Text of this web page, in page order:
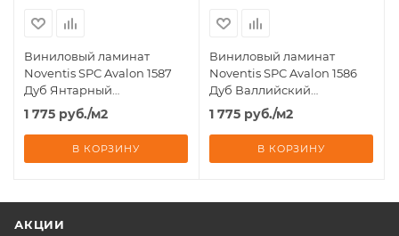
Виниловый ламинат
Noventis SPC Avalon 1587
Дуб Янтарный
180x1200х3.5мм
-2,16м2/10шт-31кл.
1 775 руб./м2
В КОРЗИНУ
Виниловый ламинат
Noventis SPC Avalon 1586
Дуб Валлийский
180x1200х3.5мм
-2,16м2/10шт-31кл.
1 775 руб./м2
В КОРЗИНУ
АКЦИИ